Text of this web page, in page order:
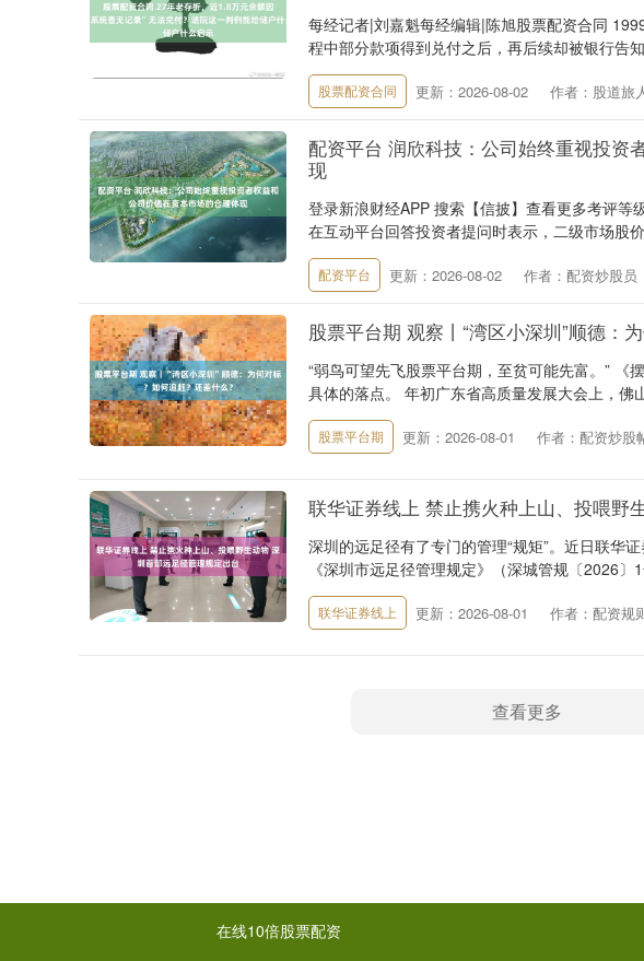
每经记者|刘嘉魁每经编辑|陈旭股票配资合同
程中部分款项得到兑付之后，再后续却被银行告
股票配资合同 更新：2026-08-02 作者：股道旅
配资平台 润欣科技：公司始终重视投资
现
登录新浪财经APP 搜索【信披】查看更多考评
在互动平台回答投资者提问时表示，二级市场股
配资平台 更新：2026-08-02 作者：配资炒股员
股票平台期 观察丨“湾区小深圳”顺德：
“弱鸟可望先飞股票平台期，至贫可能先富。” 《
具体的落点。 年初广东省高质量发展大会上，佛
股票平台期 更新：2026-08-01 作者：配资炒股
联华证券线上 禁止携火种上山、投喂野
深圳的远足径有了专门的管理“规矩”。近日联华
《深圳市远足径管理规定》（深城管规〔2026
联华证券线上 更新：2026-08-01 作者：配资规
查看更多
在线10倍股票配资